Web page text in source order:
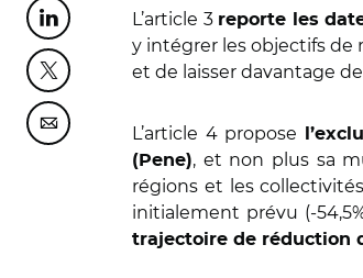
Partager cette page sur Linkedin
Partager cette page sur Twitter
Partager cette page sur Courriel
L’article 3 reporte les
y intégrer les objectifs de
et de laisser davantage
L’article 4 propose
(Pene), et non plus sa
régions et les
initialement prévu (-
trajectoire de réduction